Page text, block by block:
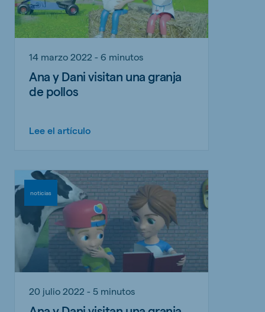
14 marzo 2022 - 6 minutos
Ana y Dani visitan una granja
de pollos
Lee el artículo
noticias
20 julio 2022 - 5 minutos